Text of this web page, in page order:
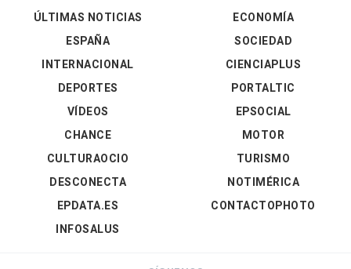
ÚLTIMAS NOTICIAS
ESPAÑA
INTERNACIONAL
DEPORTES
VÍDEOS
ECONOMÍA
SOCIEDAD
CIENCIAPLUS
PORTALTIC
EPSOCIAL
CHANCE
CULTURAOCIO
DESCONECTA
EPDATA.ES
INFOSALUS
MOTOR
TURISMO
NOTIMÉRICA
CONTACTOPHOTO